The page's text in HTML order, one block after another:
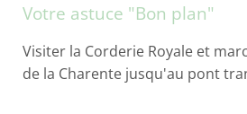
Votre astuce "Bon plan"
Visiter la Corderie Royale et
de la Charente jusqu'au pont